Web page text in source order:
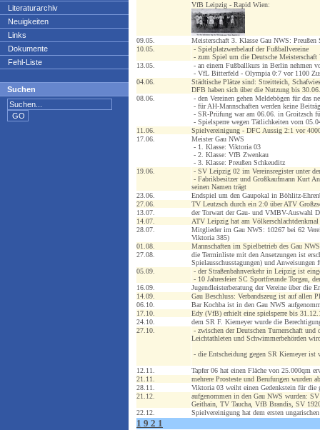
Literaturarchiv
Neuigkeiten
Links
Dokumente
Fehl-Liste
Suchen
VfB Leipzig - Rapid Wien:
09.05.
Meisterschaft 3. Klasse Gau NWS:
10.05.
- Spielplatzwerbelauf der Fußballvereine
- zum Spiel um die Deutsche
13.05.
- an einem Fußballkurs in Berlin nehmen
- VfL Bitterfeld - Olympia 0:7 vor 1100
04.06.
Städtische Plätze sind: Streitteich,
DFB haben sich über die Nutzung bis
08.06.
- den Vereinen gehen Meldebögen für das
- für AH-Mannschaften werden keine
- SR-Prüfung war am 06.06. in Groitzsch
- Spielsperre wegen Tätlichkeiten vom
11.06.
Spielvereinigung - DFC Aussig 2:1 vor
17.06.
Meister Gau NWS
- 1. Klasse: Viktoria 03
- 2. Klasse: VfB Zwenkau
- 3. Klasse: Preußen Schkeuditz
19.06.
- SV Leipzig 02 im Vereinsregister unter
- Fabrikbesitzer und Großkaufmann Kurt
seinen Namen trägt
23.06.
Endspiel um den Gaupokal in Böhlitz-
27.06.
TV Leutzsch durch ein 2:0 über ATV
13.07.
der Torwart der Gau- und VMBV-Auswahl
14.07.
ATV Leipzig hat am
28.07.
Mitglieder im Gau NWS: 10267 bei 62
Viktoria 385)
01.08.
Mannschaften im Spielbetrieb des Gau
27.08.
die Terminliste mit den Ansetzungen ist
Spielausschusstagungen) und Anweisungen
05.09.
- der Straßenbahnverkehr in Leipzig ist
- 10 Jahresfeier SC Sportfreunde Torgau,
16.09.
Jugendleisterberatung der Vereine über die
14.09.
Gau Beschluss: Verbandszeug ist auf allen
06.10.
Bar Kochba ist in den Gau NWS
17.10.
Edy (VfB) erhielt eine spielsperre bis
24.10.
dem SR F. Kiemeyer wurde die
27.10.
- zwischen der Deutschen Turnerschaft
Leichtathleten und Schwimmerbehörden
- die Entscheidung gegen SR Kiemeyer ist
12.11.
Tapfer 06 hat einen Fläche von 25.000qm
21.11.
mehrere Prosteste und Berufungen wurden
28.11.
Viktoria 03 weiht einen Gedenkstein für die
21.12.
aufgenommen in den Gau NWS wurden:
Geithain, TV Taucha, VfB Brandis, SV
22.12.
Spielvereinigung hat dem ersten
1 9 2 1